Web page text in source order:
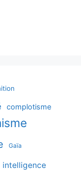
complotisme
Gaïa
intelligence